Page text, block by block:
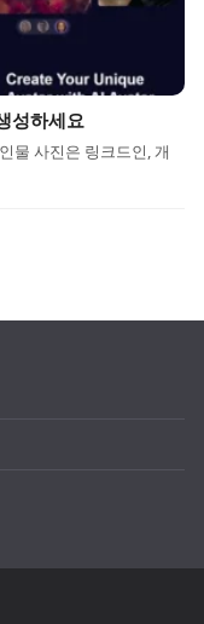
성하세요
물 사진은 링크드인, 개